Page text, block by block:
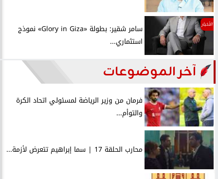
الأخبار
سامر شقير: بطولة «Glory in Giza» نموذج
استثماري...
آخر الموضوعات
فرمان من وزير الرياضة لمسئولي اتحاد الكرة
والتوأم...
محارب الحلقة 17 | سما إبراهيم تتعرض لأزمة...